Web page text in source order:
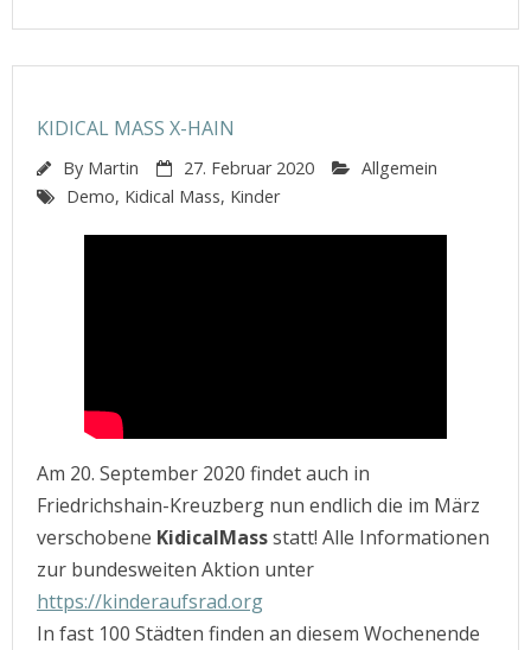
KIDICAL MASS X-HAIN
By Martin 27. Februar 2020
Allgemein
Demo, Kidical Mass, Kinder
Am 20. September 2020 findet auch in
Friedrichshain-Kreuzberg nun endlich die im März
verschobene KidicalMassstatt! Alle Informationen
zur bundesweiten Aktion unter
https://kinderaufsrad.org
In fast 100 Städten finden an diesem Wochenende